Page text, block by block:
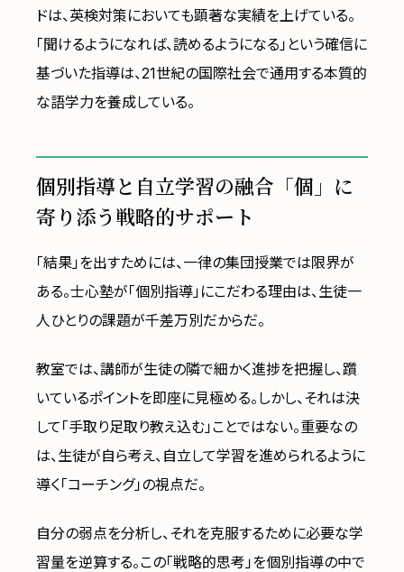
ドは、英検対策においても顕著な実績を上げている。
「聞けるようになれば、読めるようになる」という確信に
基づいた指導は、21世紀の国際社会で通用する本質的
な語学力を養成している。
個別指導と自立学習の融合――「個」に
寄り添う戦略的サポート
「結果」を出すためには、一律の集団授業では限界が
ある。士心塾が「個別指導」にこだわる理由は、生徒一
人ひとりの課題が千差万別だからだ。
教室では、講師が生徒の隣で細かく進捗を把握し、躓
いているポイントを即座に見極める。しかし、それは決
して「手取り足取り教え込む」ことではない。重要なの
は、生徒が自ら考え、自立して学習を進められるように
導く「コーチング」の視点だ。
自分の弱点を分析し、それを克服するために必要な学
習量を逆算する。この「戦略的思考」を個別指導の中で